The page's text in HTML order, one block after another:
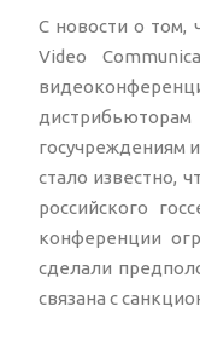
С новости о том,
Video
госучреждениям
стало известно,
российского
конференции
сделали
связана с